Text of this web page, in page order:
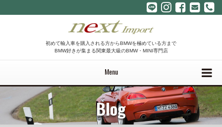
初めて輸入車を購入される方からBMWを極めている方まで
BMW好きが集まる関東最大級のBMW・MINI専門店
Menu
Blog